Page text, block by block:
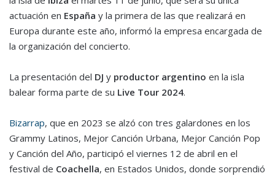
actuación en España y la primera de las que realizará en
Europa durante este año, informó la empresa encargada de
la organización del concierto.
La presentación del DJ y productor argentino en la isla
balear forma parte de su Live Tour 2024.
Bizarrap, que en 2023 se alzó con tres galardones en los
Grammy Latinos, Mejor Canción Urbana, Mejor Canción Pop
y Canción del Año, participó el viernes 12 de abril en el
festival de Coachella, en Estados Unidos, donde sorprendió